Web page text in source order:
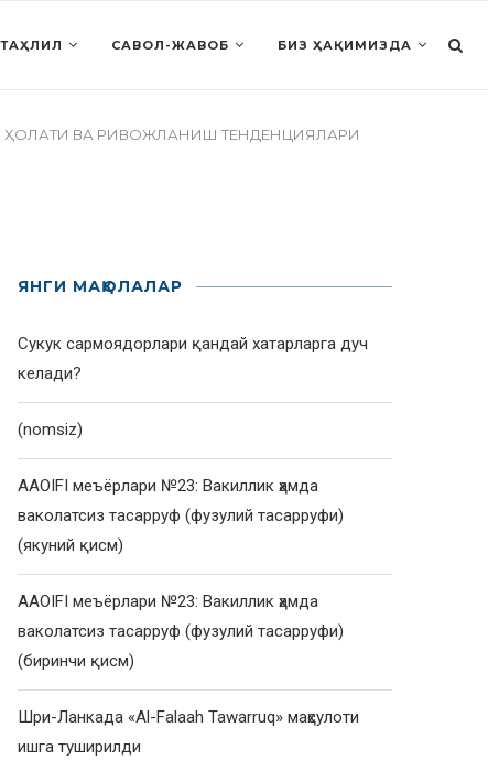
САВОЛ-ЖАВОБ БИЗ ҲАҚИМИЗДА
ВА РИВОЖЛАНИШ ТЕНДЕНЦИЯЛАРИ
ЯНГИ МАҚОЛАЛАР
Сукук сармоядорлари қандай хатарларга дуч
келади?
(nomsiz)
AAOIFI меъёрлари №23: Вакиллик ҳамда
ваколатсиз тасарруф (фузулий тасарруфи)
(якуний қисм)
AAOIFI меъёрлари №23: Вакиллик ҳамда
ваколатсиз тасарруф (фузулий тасарруфи)
(биринчи қисм)
Шри-Ланкада «Al-Falaah Tawarruq» маҳсулоти
ишга туширилди